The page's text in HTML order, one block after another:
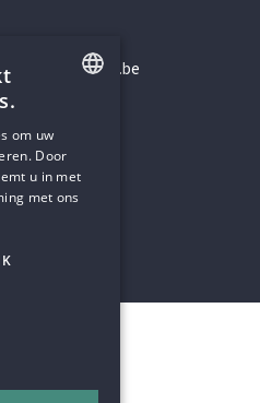
DUTCH
om uw
Door
u in met
met ons